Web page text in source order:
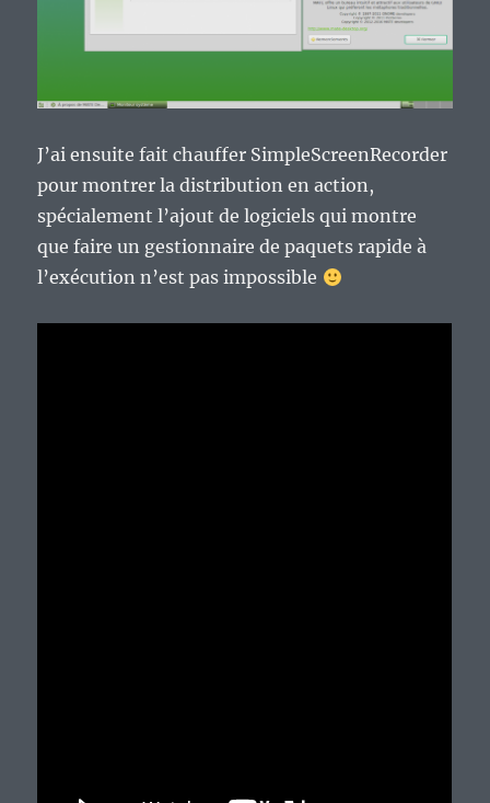
J’ai ensuite fait chauffer SimpleScreenRecorder
pour montrer la distribution en action,
spécialement l’ajout de logiciels qui montre
que faire un gestionnaire de paquets rapide à
l’exécution n’est pas impossible